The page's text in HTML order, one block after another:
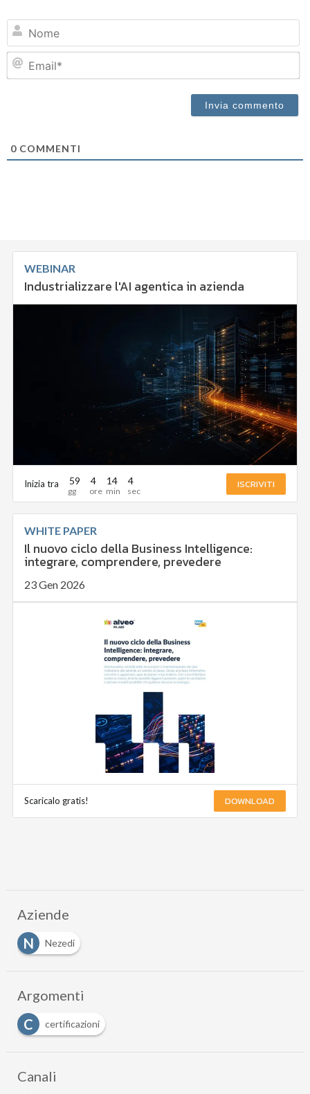
0 COMMENTI
WEBINAR
Industrializzare l'AI agentica in azienda
Inizia tra 59 4 14 3 ISCRIVITI
WHITE PAPER
Il nuovo ciclo della Business Intelligence:
integrare, comprendere, prevedere
23 Gen 2026
Scaricalo gratis! DOWNLOAD
Aziende
N
Nezedi
Argomenti
C
certificazioni
Canali